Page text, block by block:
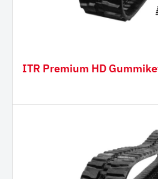
ITR Premium HD